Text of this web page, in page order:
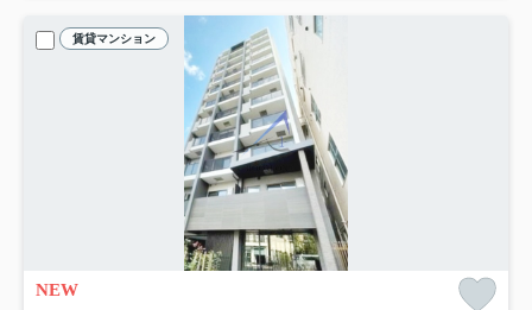
賃貸マンション
NEW